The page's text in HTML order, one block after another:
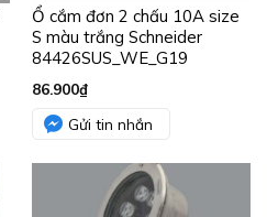
Ổ cắm đơn 2 chấu 10A size
S màu trắng Schneider
84426SUS_WE_G19
86.900₫
Gửi tin nhắn